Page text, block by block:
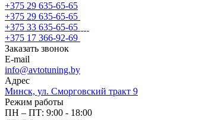
+375 29 635-65-65
+375 29 635-65-65
+375 33 635-65-65
+375 17 366-92-69
Заказать звонок
E-mail
info@avtotuning.by
Адрес
Минск, ул. Сморговский тракт 9
Режим работы
ПН – ПТ: 9:00 - 18:00